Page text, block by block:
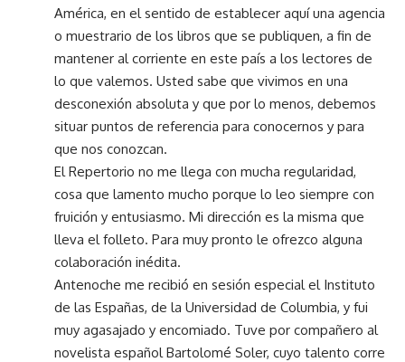
América, en el sentido de establecer aquí una agencia
o muestrario de los libros que se publiquen, a fin de
mantener al corriente en este país a los lectores de
lo que valemos. Usted sabe que vivimos en una
desconexión absoluta y que por lo menos, debemos
situar puntos de referencia para conocernos y para
que nos conozcan.
El Repertorio no me llega con mucha regularidad,
cosa que lamento mucho porque lo leo siempre con
fruición y entusiasmo. Mi dirección es la misma que
lleva el folleto. Para muy pronto le ofrezco alguna
colaboración inédita.
Antenoche me recibió en sesión especial el Instituto
de las Españas, de la Universidad de Columbia, y fui
muy agasajado y encomiado. Tuve por compañero al
novelista español Bartolomé Soler, cuyo talento corre